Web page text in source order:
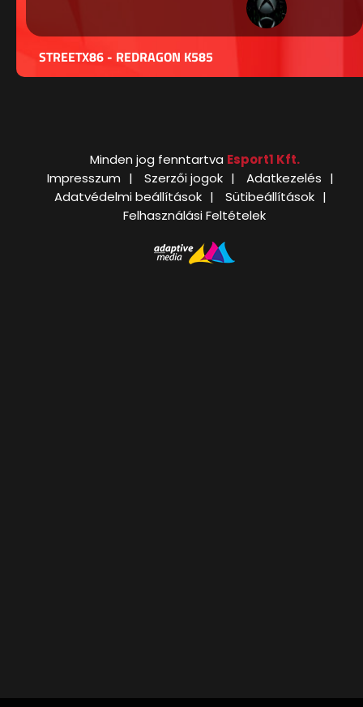
STREETX86 - REDRAGON K585
Minden jog fenntartva Esport1 Kft.
Impresszum
Szerzői jogok
Adatkezelés
Adatvédelmi beállítások
Sütibeállítások
Felhasználási Feltételek